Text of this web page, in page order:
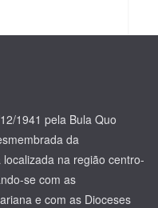
1941 pela Bula Quo
da
na região centro-
se com as
e com as Dioceses